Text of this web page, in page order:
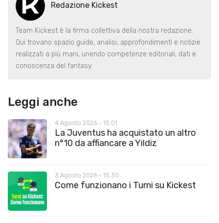
Redazione Kickest
Team Kickest è la firma collettiva della nostra redazione.
Qui trovano spazio guide, analisi, approfondimenti e notizie
realizzati a più mani, unendo competenze editoriali, dati e
conoscenza del fantasy.
Leggi anche
4 Agosto 2026 - 15:01
La Juventus ha acquistato un altro
n°10 da affiancare a Yildiz
3 Agosto 2026 - 15:30
Come funzionano i Turni su Kickest